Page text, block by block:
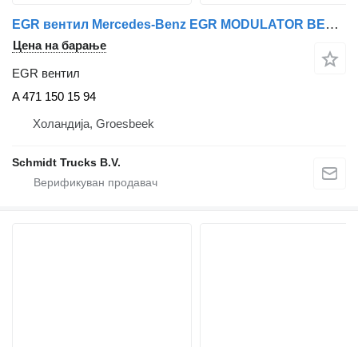
EGR вентил Mercedes-Benz EGR MODULATOR BENZ MP 4 EURO 6 A 471 150 15 94 за камион
Цена на барање
EGR вентил
A 471 150 15 94
Холандија, Groesbeek
Schmidt Trucks B.V.